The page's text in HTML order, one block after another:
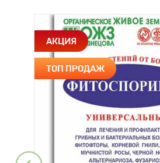
АКЦИЯ
ТОП ПРОДАЖ